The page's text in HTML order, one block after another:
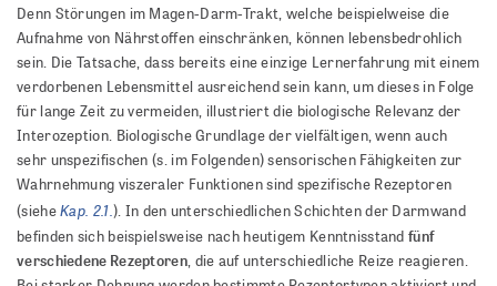
Denn Störungen im Magen-Darm-Trakt, welche beispielweise die
Aufnahme von Nährstoffen einschränken, können lebensbedrohlich
sein. Die Tatsache, dass bereits eine einzige Lernerfahrung mit einem
verdorbenen Lebensmittel ausreichend sein kann, um dieses in Folge
für lange Zeit zu vermeiden, illustriert die biologische Relevanz der
Interozeption. Biologische Grundlage der vielfältigen, wenn auch
sehr unspezifischen (s. im Folgenden) sensorischen Fähigkeiten zur
Wahrnehmung viszeraler Funktionen sind spezifische Rezeptoren
(sieheKap. 2.1. ). In den unterschiedlichen Schichten der Darmwand
befinden sich beispielsweise nach heutigem Kenntnisstandfünf
verschiedene Rezeptoren, die auf unterschiedliche Reize reagieren.